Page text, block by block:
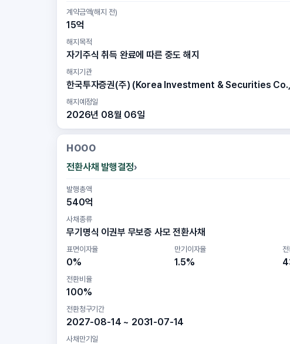
계약금액(해지 전)
15억
해지목적
자기주식 취득 완료에 따른 중도 해지
해지기관
한국투자증권(주) (Korea Investment & Securities
해지예정일
2026년 08월 06일
HOOO
전환사채 발행결정
발행총액
540억
사채종류
무기명식 이권부 무보증 사모 전환사채
표면이자율
0%
만기이자율
1.5%
전환비율
100%
전환청구기간
2027-08-14 ~ 2031-07-14
사채만기일